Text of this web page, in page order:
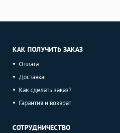
КАК ПОЛУЧИТЬ ЗАКАЗ
Оплата
Доставка
Как сделать заказ?
Гарантия и возврат
СОТРУДНИЧЕСТВО